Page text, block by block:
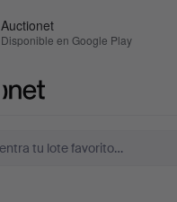
Auctionet
Disponible en Google Play